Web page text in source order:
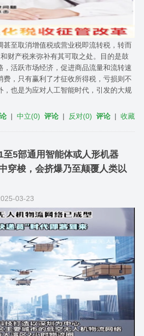
甚至取消增值税或营业税即流转税，转而
财产税来弥补有其可取之处。目的是鼓
，活跃市场经济，促进商品流量和流转速
费，只有赢利了才征收所得税，亏损则不
，也是为应对人工智能时代，引发的大规
|中立(0) 评论 | 反对(0) 评论 |收藏
至5部通用智能体或人形机器
穿梭，会挤爆乃至颠覆人类以
03-23